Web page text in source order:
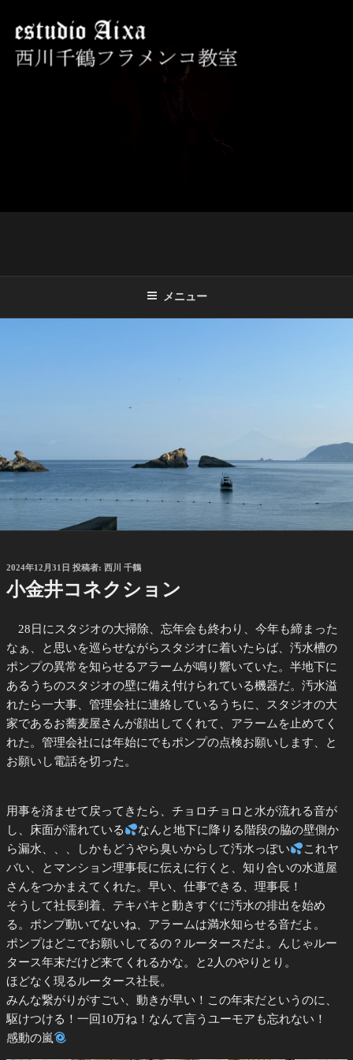
メニュー
投
日:
2024年12月31日 投稿者: 西川 千鶴
小金井コネクション
28日にスタジオの大掃除、忘年会も終わり、今年も締まった
なぁ、と思いを巡らせながらスタジオに着いたらば、汚水槽の
ポンプの異常を知らせるアラームが鳴り響いていた。半地下に
あるうちのスタジオの壁に備え付けられている機器だ。汚水溢
れたら一大事、管理会社に連絡しているうちに、スタジオの大
家であるお蕎麦屋さんが顔出してくれて、アラームを止めてく
れた。管理会社には年始にでもポンプの点検お願いします、と
お願いし電話を切った。
用事を済ませて戻ってきたら、チョロチョロと水が流れる音が
し、床面が濡れている
なんと地下に降りる階段の脇の壁側か
ら漏水、、、しかもどうやら臭いからして汚水っぽい
これヤ
バい、とマンション理事長に伝えに行くと、知り合いの水道屋
さんをつかまえてくれた。早い、仕事できる、理事長！
そうして社長到着、テキパキと動きすぐに汚水の排出を始め
る。ポンプ動いてないね、アラームは満水知らせる音だよ。
ポンプはどこでお願いしてるの？ルータースだよ。んじゃルー
タース年末だけど来てくれるかな。と2人のやりとり。
ほどなく現るルータース社長。
みんな繋がりがすごい、動きが早い！この年末だというのに、
駆けつける！一回10万ね！なんて言うユーモアも忘れない！
感動の嵐